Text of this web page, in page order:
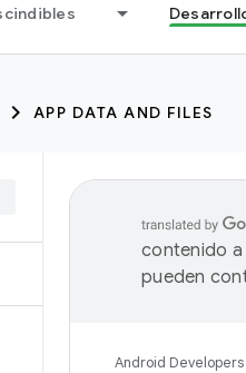
APP DATA AND FILES
contenido
pueden
Android Developers